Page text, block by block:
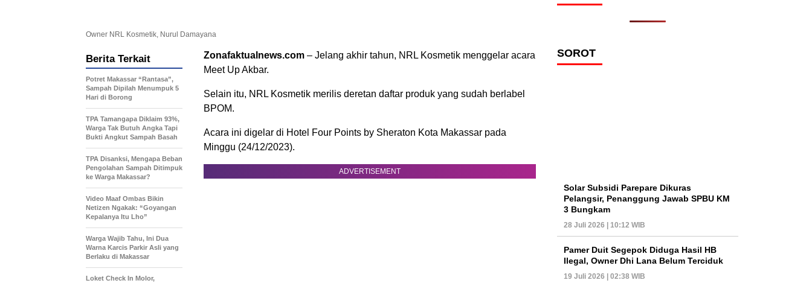
Owner NRL Kosmetik, Nurul Damayana
Zonafaktualnews.com – Jelang akhir tahun, NRL Kosmetik menggelar acara
Meet Up Akbar.
Selain itu, NRL Kosmetik merilis deretan daftar produk yang sudah berlabel
BPOM.
Acara ini digelar di Hotel Four Points by Sheraton Kota Makassar pada
Minggu (24/12/2023).
ADVERTISEMENT
Berita Terkait
Potret Makassar “Rantasa”,
Sampah Dipilah Menumpuk 5
Hari di Borong
TPA Tamangapa Diklaim 93%,
Warga Tak Butuh Angka Tapi
Bukti Angkut Sampah Basah
TPA Disanksi, Mengapa Beban
Pengolahan Sampah Ditimpuk
ke Warga Makassar?
Video Maaf Ombas Bikin
Netizen Ngakak: “Goyangan
Kepalanya Itu Lho”
Warga Wajib Tahu, Ini Dua
Warna Karcis Parkir Asli yang
Berlaku di Makassar
Loket Check In Molor,
SOROT
Solar Subsidi Parepare Dikuras
Pelangsir, Penanggung Jawab SPBU KM
3 Bungkam
28 Juli 2026 | 10:12 WIB
Pamer Duit Segepok Diduga Hasil HB
Ilegal, Owner Dhi Lana Belum Terciduk
19 Juli 2026 | 02:38 WIB